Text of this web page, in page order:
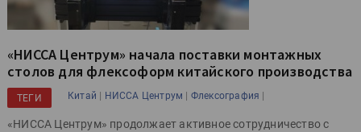
«НИССА Центрум» начала поставки монтажных
столов для флексоформ китайского производства
ТЕГИ Китай | НИССА Центрум | Флексография |
«НИССА Центрум» продолжает активное сотрудничество с